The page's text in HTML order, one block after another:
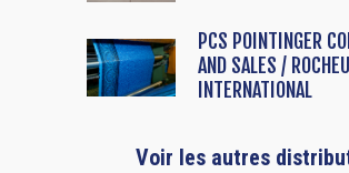
PCS POINTINGER
AND SALES /
INTERNATIONAL
Voir les autres